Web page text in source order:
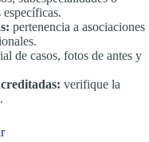
pertenencia a asociaciones
de casos, fotos de antes y
verifique la